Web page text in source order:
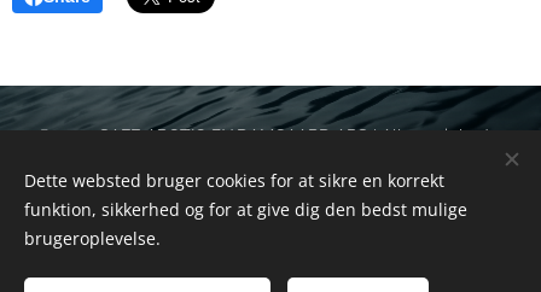
© 2025 SAFE ARCTIC BY DAMGAARD APS | Alle rettigheder
Cookies
Dette websted bruger cookies for at sikre en korrekt
funktion, sikkerhed og for at give dig den bedst mulige
brugeroplevelse.